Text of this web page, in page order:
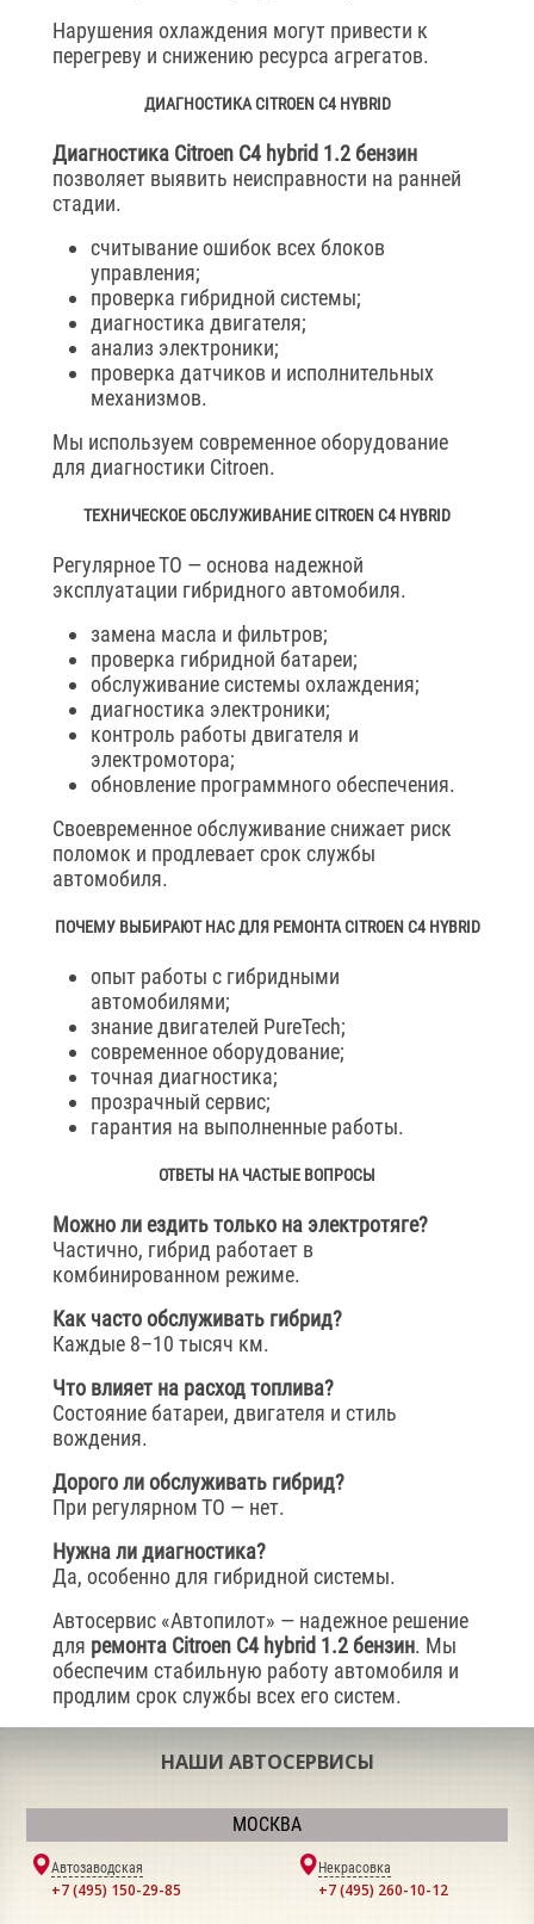
Нарушения охлаждения могут привести к
перегреву и снижению ресурса агрегатов.
ДИАГНОСТИКА CITROEN C4 HYBRID
Диагностика Citroen C4 hybrid 1.2 бензин
позволяет выявить неисправности на ранней
стадии.
считывание ошибок всех блоков
управления;
проверка гибридной системы;
диагностика двигателя;
анализ электроники;
проверка датчиков и исполнительных
механизмов.
Мы используем современное оборудование
для диагностики Citroen.
ТЕХНИЧЕСКОЕ ОБСЛУЖИВАНИЕ CITROEN C4 HYBRID
Регулярное ТО — основа надежной
эксплуатации гибридного автомобиля.
замена масла и фильтров;
проверка гибридной батареи;
обслуживание системы охлаждения;
диагностика электроники;
контроль работы двигателя и
электромотора;
обновление программного обеспечения.
Своевременное обслуживание снижает риск
поломок и продлевает срок службы
автомобиля.
ПОЧЕМУ ВЫБИРАЮТ НАС ДЛЯ РЕМОНТА CITROEN C4 HYBRID
опыт работы с гибридными
автомобилями;
знание двигателей PureTech;
современное оборудование;
точная диагностика;
прозрачный сервис;
гарантия на выполненные работы.
ОТВЕТЫ НА ЧАСТЫЕ ВОПРОСЫ
Можно ли ездить только на электротяге?
Частично, гибрид работает в
комбинированном режиме.
Как часто обслуживать гибрид?
Каждые 8–10 тысяч км.
Что влияет на расход топлива?
Состояние батареи, двигателя и стиль
вождения.
Дорого ли обслуживать гибрид?
При регулярном ТО — нет.
Нужна ли диагностика?
Да, особенно для гибридной системы.
Автосервис «Автопилот» — надежное решение
для ремонта Citroen C4 hybrid 1.2 бензин. Мы
обеспечим стабильную работу автомобиля и
продлим срок службы всех его систем.
НАШИ АВТОСЕРВИСЫ
МОСКВА
Автозаводская
+7 (495) 150-29-85
Некрасовка
+7 (495) 260-10-12